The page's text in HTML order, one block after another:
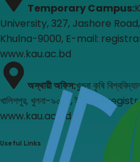
Temporary Campus:
University, 327, Jashore
Khulna-9000, E-mail:
www.kau.ac.bd
অস্থায়ী অফিস:খুলনা কৃষি
খালিশপুর, খুলনা-৯০০০, ই-মেইল:
www.kau.ac.bd
Useful Links